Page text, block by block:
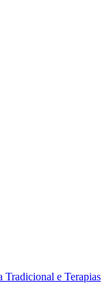
Tradicional e Terapias